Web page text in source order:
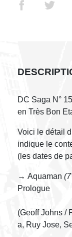
DC Saga N°
en Très Bon
Voici le détail
indique le
(les dates de
→ Aquaman
Prologue
(Geoff Johns /
a, Ruy Jose,